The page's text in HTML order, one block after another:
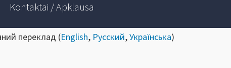
Kontaktai / Apklausa
переклад (English, Русский,Українська)